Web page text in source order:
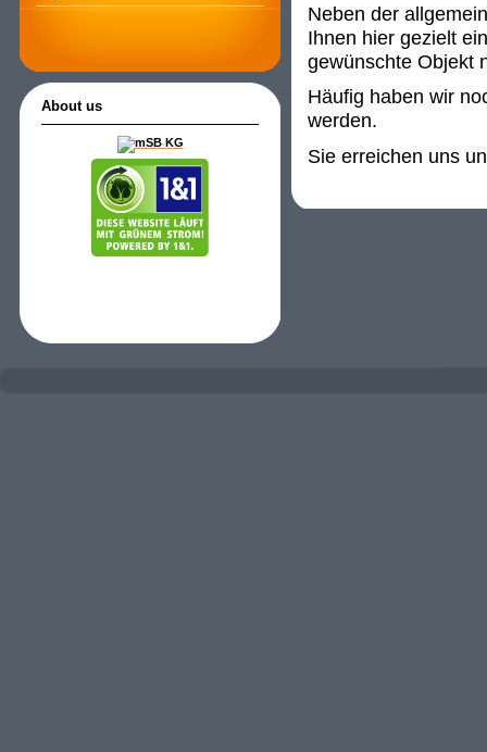
About us
Neben der
Ihnen hier gezielt
gewünschte Objekt
Häufig haben wir
werden.
Sie erreichen uns